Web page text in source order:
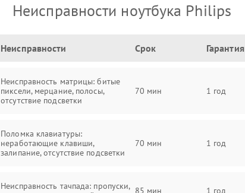
Неисправности ноутбука Philips
Неисправности Срок Гарантия
Неисправность матрицы: битые
пиксели, мерцание, полосы,
отсутствие подсветки
70 мин 1 год
Поломка клавиатуры:
неработающие клавиши,
залипание, отсутствие подсветки
70 мин 1 год
Неисправность тачпада: пропуски, 85 мин 1 год